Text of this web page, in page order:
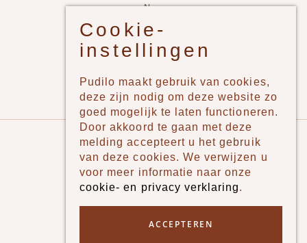
New
Jongens
Meisjes
Merken
Pudilo
Over ons
Algemene voorwaarden
Cookie-
instellingen
Pudilo maakt gebruik van cookies,
deze zijn nodig om deze website zo
goed mogelijk te laten functioneren.
Door akkoord te gaan met deze
melding accepteert u het gebruik
van deze cookies. We verwijzen u
voor meer informatie naar onze
cookie- en privacy verklaring.
ACCEPTEREN